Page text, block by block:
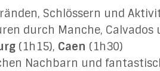
Schlössern und
durch Manche, Calvados
(1h15), Caen (1h30)
Nachbarn und